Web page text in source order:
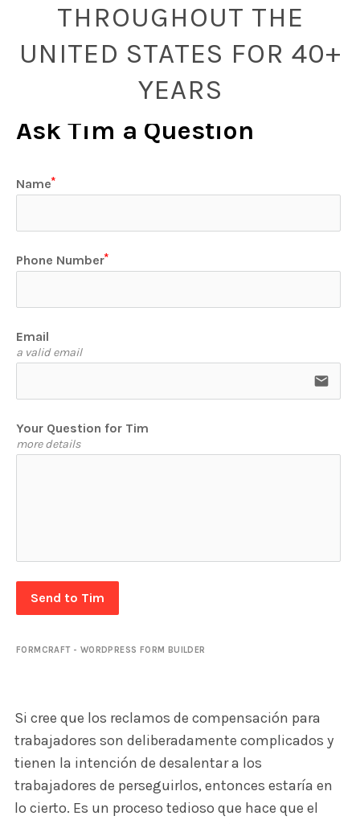
THROUGHOUT THE
UNITED STATES FOR 40+
YEARS
Ask Tim a Question
Name
Phone Number
Email
a valid email
email
Your Question for Tim
more details
Send to Tim
FORMCRAFT - WORDPRESS FORM BUILDER
Si cree que los reclamos de compensación para
trabajadores son deliberadamente complicados y
tienen la intención de desalentar a los
trabajadores de perseguirlos, entonces estaría en
lo cierto. Es un proceso tedioso que hace que el